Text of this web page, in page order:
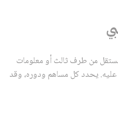
من طرف ثالث أو معلومات
يحدد كل مساهم ودوره، وقد